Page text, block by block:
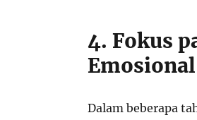
4. Fokus
Emosional
Dalam beberapa